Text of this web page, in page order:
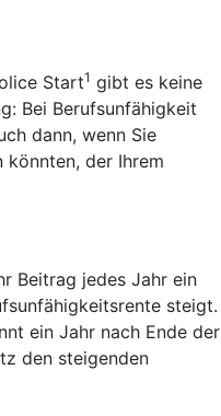
Start1 gibt es keine
Bei Berufsunfähigkeit
dann, wenn Sie
könnten, der Ihrem
Beitrag jedes Jahr ein
steigt.
ein Jahr nach Ende der
den steigenden